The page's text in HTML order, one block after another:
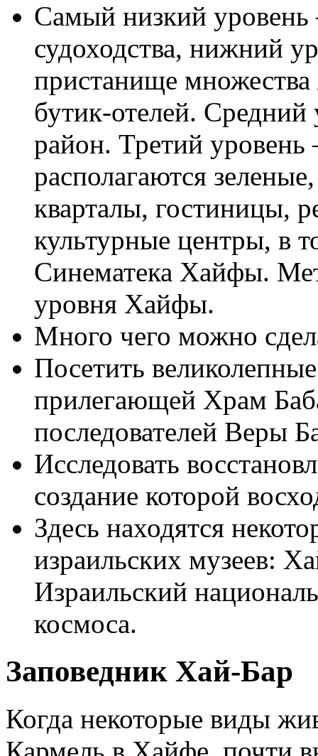
Самый низкий
судоходства, нижний
пристанище
бутик-отелей.
район. Третий
располагаются
кварталы, гостиницы,
культурные центры, в
Синематека Хайфы.
уровня Хайфы.
Много чего можно
Посетить
прилегающей Храм
последователей Веры
Исследовать
создание которой
Здесь находятся
израильских музеев:
Израильский
космоса.
Заповедник Хай-Бар
Когда некоторые виды